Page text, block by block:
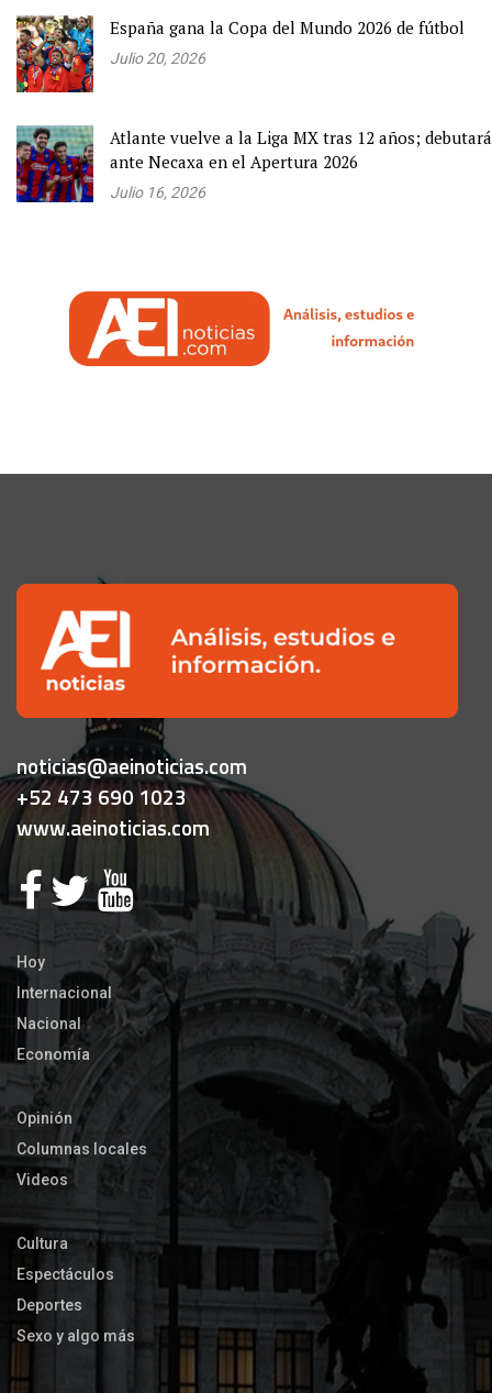
España gana la Copa del Mundo 2026 de fútbol
Julio 20, 2026
Atlante vuelve a la Liga MX tras 12 años; debutará
ante Necaxa en el Apertura 2026
Julio 16, 2026
noticias@aeinoticias.com
+52 473 690 1023
www.aeinoticias.com
Hoy
Internacional
Nacional
Economía
Opinión
Columnas locales
Videos
Cultura
Espectáculos
Deportes
Sexo y algo más